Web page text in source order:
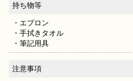
持ち物等
・エプロン
・手拭きタオル
・筆記用具
注意事項